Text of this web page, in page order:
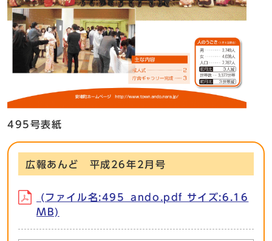
495号表紙
広報あんど 平成26年2月号
(ファイル名:495_ando.pdf サイズ:6.16
MB)